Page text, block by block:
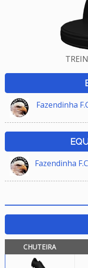
Fazendinha
Fazendinha
CHUTEIRA